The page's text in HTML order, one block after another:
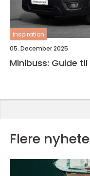
inspiration
05. December 2025
Minibuss: Guide
Flere